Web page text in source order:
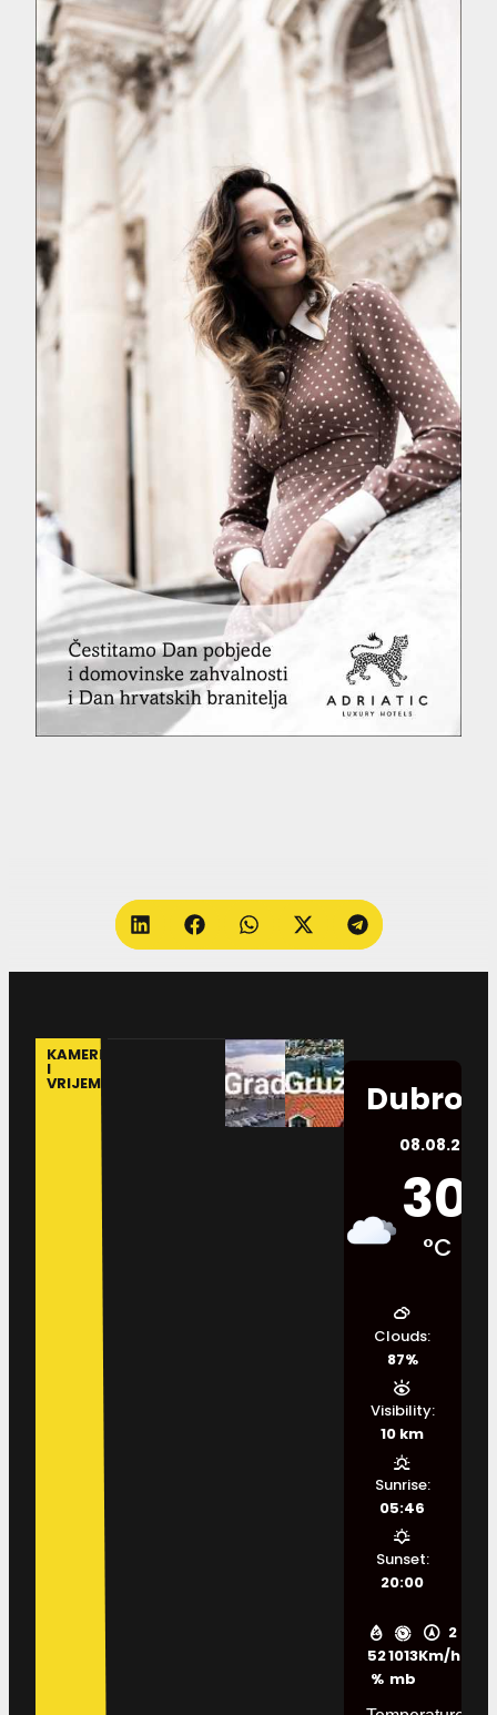
KAMERE
I
VRIJEME
08.08.2026.
30
°C
52
%
1013
mb
2
Km/h
Clouds:
87%
Visibility:
10 km
Sunrise:
05:46
Sunset:
20:00